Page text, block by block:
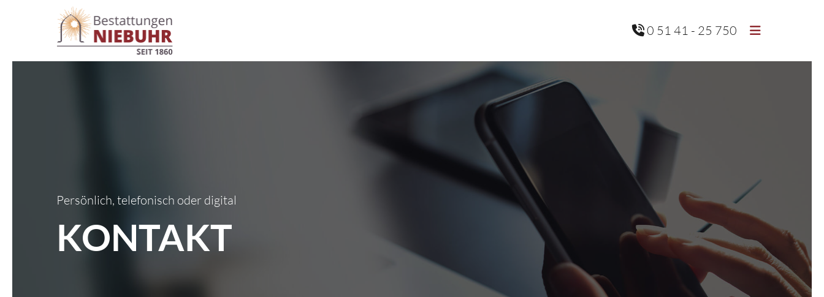
0 51 41 - 25 750
Persönlich, telefonisch oder digital
KONTAKT